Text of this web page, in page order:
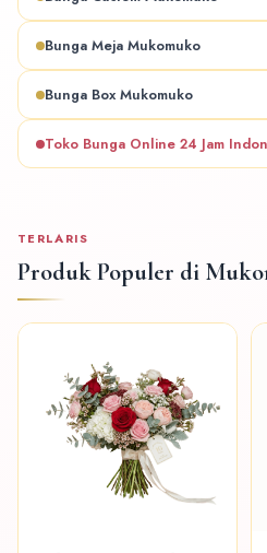
Bunga Meja Mukomuko
Bunga Box Mukomuko
Toko Bunga Online 24 Jam
TERLARIS
Produk Populer di